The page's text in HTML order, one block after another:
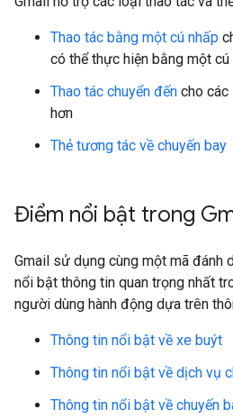
Thao tác bằng một cú nhấp
có thể thực hiện bằng một cú
Thao tác chuyển đến cho
hơn
Thẻ tương tác về chuyến bay
Điểm nổi bật trong
Gmail sử dụng cùng một mã đánh
nổi bật thông tin quan trọng nhất
người dùng hành động dựa trên
Thông tin nổi bật về xe buýt
Thông tin nổi bật về dịch vụ
Thông tin nổi bật về chuyến